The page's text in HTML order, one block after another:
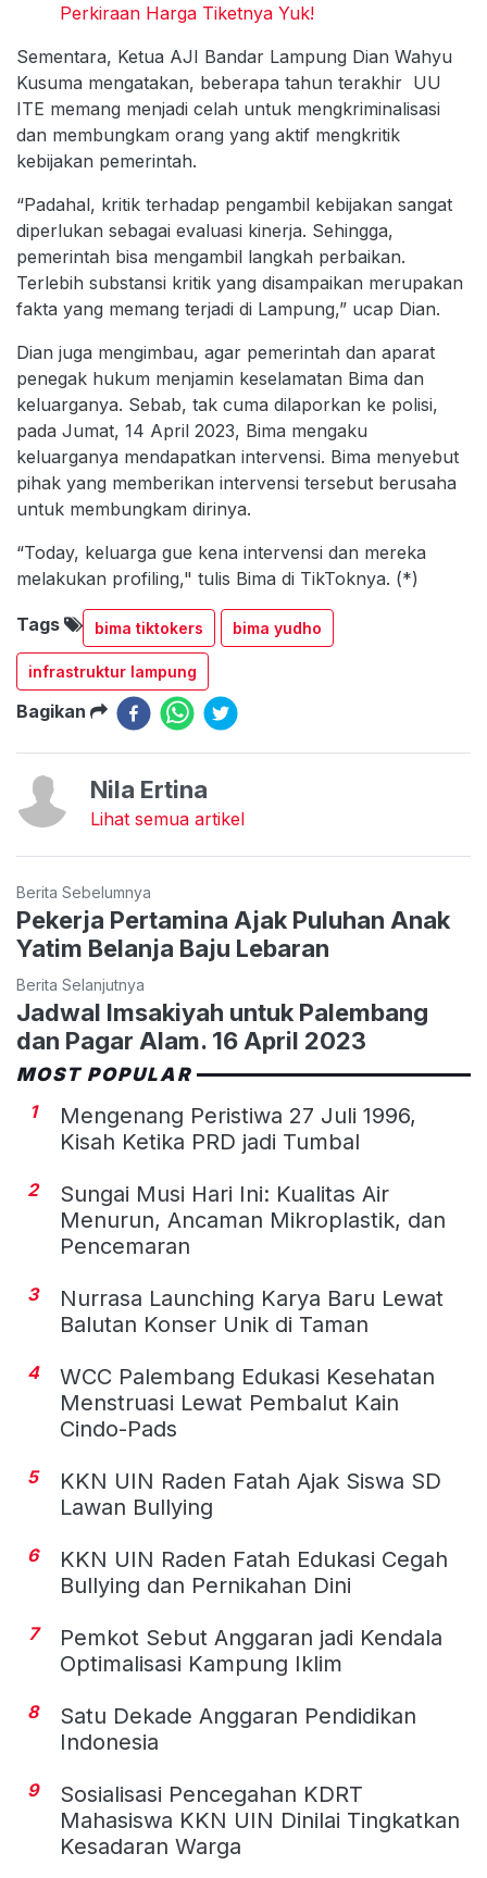
Perkiraan Harga Tiketnya Yuk!
Sementara, Ketua AJI Bandar Lampung Dian Wahyu
Kusuma mengatakan, beberapa tahun terakhir UU
ITE memang menjadi celah untuk mengkriminalisasi
dan membungkam orang yang aktif mengkritik
kebijakan pemerintah.
“Padahal, kritik terhadap pengambil kebijakan sangat
diperlukan sebagai evaluasi kinerja. Sehingga,
pemerintah bisa mengambil langkah perbaikan.
Terlebih substansi kritik yang disampaikan merupakan
fakta yang memang terjadi di Lampung,” ucap Dian.
Dian juga mengimbau, agar pemerintah dan aparat
penegak hukum menjamin keselamatan Bima dan
keluarganya. Sebab, tak cuma dilaporkan ke polisi,
pada Jumat, 14 April 2023, Bima mengaku
keluarganya mendapatkan intervensi. Bima menyebut
pihak yang memberikan intervensi tersebut berusaha
untuk membungkam dirinya.
“Today, keluarga gue kena intervensi dan mereka
melakukan profiling," tulis Bima di TikToknya. (*)
Tags bima tiktokers bima yudho
infrastruktur lampung
Bagikan
Nila Ertina
Lihat semua artikel
Berita Sebelumnya
Pekerja Pertamina Ajak Puluhan Anak
Yatim Belanja Baju Lebaran
Berita Selanjutnya
Jadwal Imsakiyah untuk Palembang
dan Pagar Alam. 16 April 2023
MOST POPULAR
1
Mengenang Peristiwa 27 Juli 1996,
Kisah Ketika PRD jadi Tumbal
2
Sungai Musi Hari Ini: Kualitas Air
Menurun, Ancaman Mikroplastik, dan
Pencemaran
3
Nurrasa Launching Karya Baru Lewat
Balutan Konser Unik di Taman
4
WCC Palembang Edukasi Kesehatan
Menstruasi Lewat Pembalut Kain
Cindo-Pads
5
KKN UIN Raden Fatah Ajak Siswa SD
Lawan Bullying
6
KKN UIN Raden Fatah Edukasi Cegah
Bullying dan Pernikahan Dini
7
Pemkot Sebut Anggaran jadi Kendala
Optimalisasi Kampung Iklim
8
Satu Dekade Anggaran Pendidikan
Indonesia
9
Sosialisasi Pencegahan KDRT
Mahasiswa KKN UIN Dinilai Tingkatkan
Kesadaran Warga